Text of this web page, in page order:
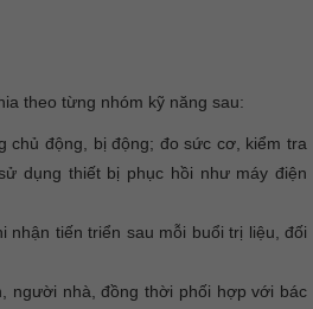
theo từng nhóm kỹ năng sau:
chủ động, bị động; đo sức cơ, kiểm tra
dụng thiết bị phục hồi như máy điện
nhận tiến triển sau mỗi buổi trị liệu, đối
người nhà, đồng thời phối hợp với bác